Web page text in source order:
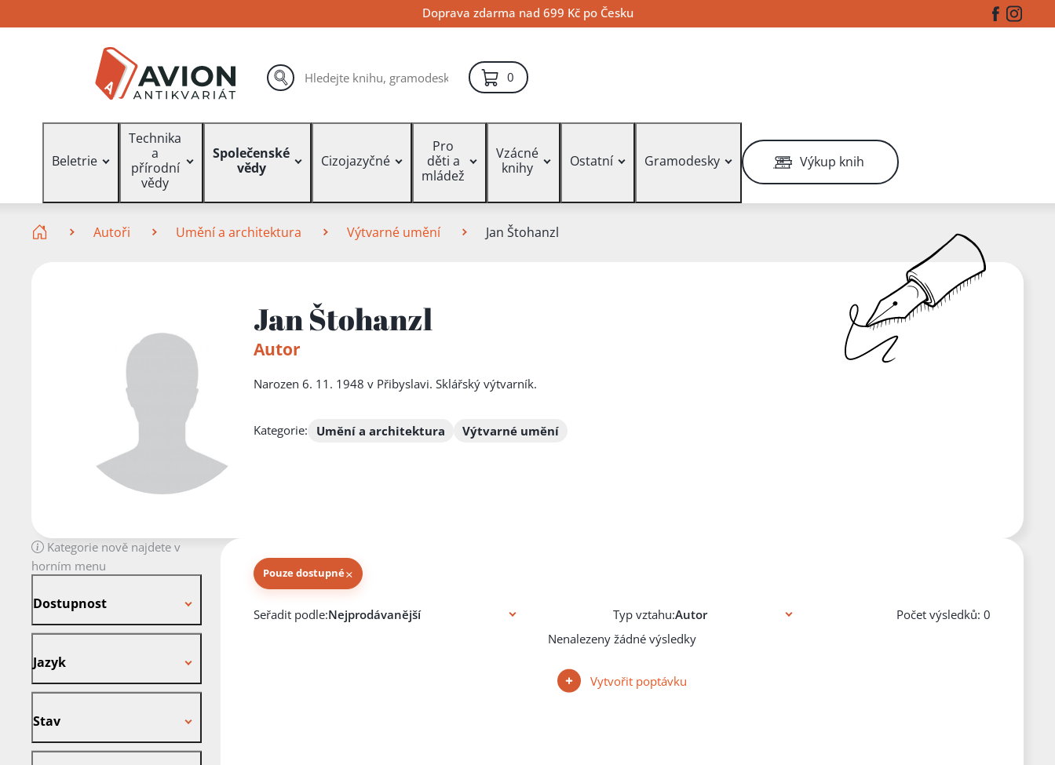
na
na
na
Doprava zdarma nad 699 Kč po Česku Facebook
Vyhledávání hledat
0položek – košík
Beletrie
Technika
a
přírodní
vědy
Společenské
vědy
Cizojazyčné
Pro
děti a
mládež
Vzácné
knihy
Ostatní Gramodesky Výkup knih
Autoři Umění a architektura Výtvarné umění Jan Štohanzl
Jan Štohanzl
Autor
Narozen 6. 11. 1948 v Přibyslavi. Sklářský výtvarník.
Kategorie: Umění a architektura Výtvarné umění
Kategorie nově najdete v
horním menu
Dostupnost
Jazyk
Stav
Pouze dostupné×
Knihy autora
Seřadit podle: Typ vztahu:
Počet výsledků: 0
Nenalezeny žádné výsledky
Vytvořit poptávku